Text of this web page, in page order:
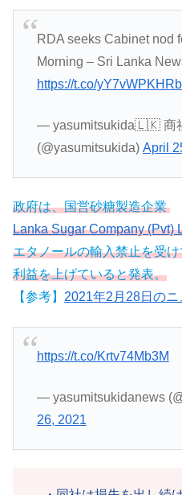
RDA seeks Cabinet nod
Morning – Sri Lanka
https://t.co/yY7vWPKHRb
— yasumitsukida🇱🇰 商
(@yasumitsukida) April
政府は、国営砂糖製造企業
Lanka Sugar Company (Pvt)
エタノールの輸入禁止を受け
利益を上げていると発表。
【参考】 2021年2月28日のニ
https://t.co/Krtv74Mb3M
— yasumitsukidanews
26, 2021